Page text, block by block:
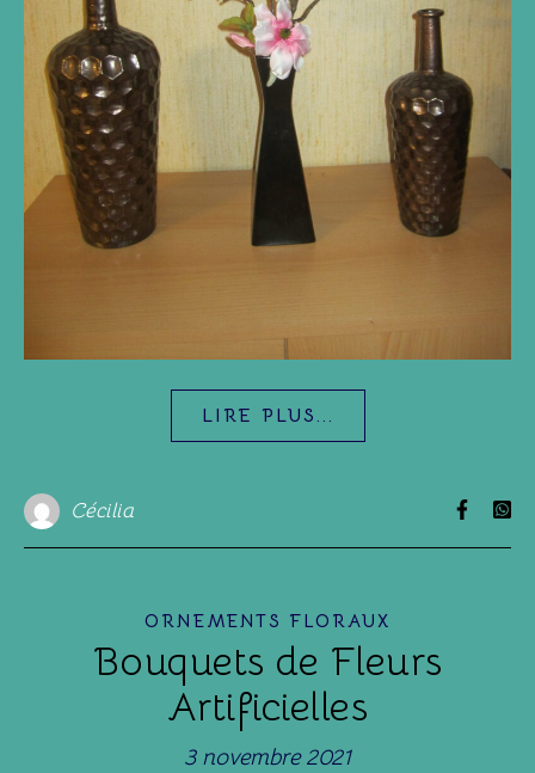
LIRE PLUS...
Cécilia
ORNEMENTS FLORAUX
Bouquets de Fleurs
Artificielles
3 novembre 2021